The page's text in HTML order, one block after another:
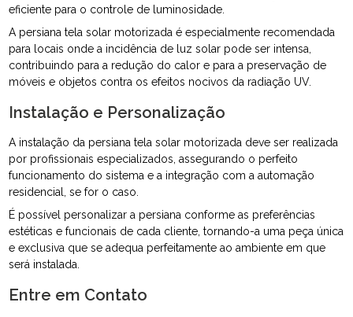
eficiente para o controle de luminosidade.
A persiana tela solar motorizada é especialmente recomendada
para locais onde a incidência de luz solar pode ser intensa,
contribuindo para a redução do calor e para a preservação de
móveis e objetos contra os efeitos nocivos da radiação UV.
Instalação e Personalização
A instalação da persiana tela solar motorizada deve ser realizada
por profissionais especializados, assegurando o perfeito
funcionamento do sistema e a integração com a automação
residencial, se for o caso.
É possível personalizar a persiana conforme as preferências
estéticas e funcionais de cada cliente, tornando-a uma peça única
e exclusiva que se adequa perfeitamente ao ambiente em que
será instalada.
Entre em Contato